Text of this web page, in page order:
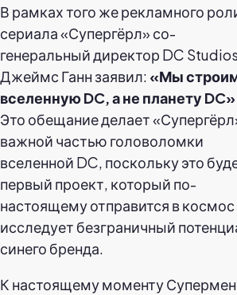
В рамках того же рекламного
сериала «Супергёрл» со-
генеральный директор DC Studios
Джеймс Ганн заявил: «Мы
вселенную DC, а не планету
Это обещание делает
важной частью головоломки
вселенной DC, поскольку это
первый проект, который по-
настоящему отправится в космос
исследует безграничный
синего бренда.
К настоящему моменту